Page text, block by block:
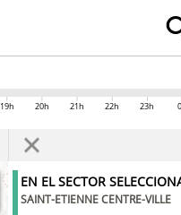
19h 20h 21h 22h 23h
EN EL SECTOR
SAINT-ETIENNE CENTRE-VILLE